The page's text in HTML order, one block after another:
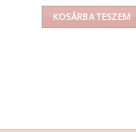
KOSÁRBA TESZEM